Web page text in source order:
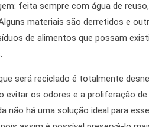
feita sempre com água de
materiais são derretidos e
de alimentos que possam
será reciclado é totalmente
evitar os odores e a proliferação
não há uma solução ideal para